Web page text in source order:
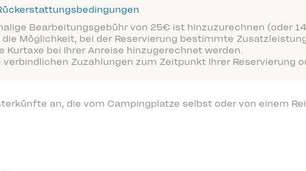
Bearbeitungsgebühr von 25€ ist hinzuzurechnen (oder
Möglichkeit, bei der Reservierung bestimmte
Kurtaxe bei Ihrer Anreise hinzugerechnet werden.
Zuzahlungen zum Zeitpunkt Ihrer Reservierung
an, die vom Campingplatze selbst oder von einem